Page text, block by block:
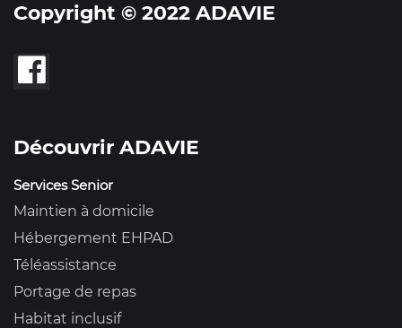
Copyright © 2022 ADAVIE
Découvrir ADAVIE
Services Senior
Maintien à domicile
Hébergement EHPAD
Téléassistance
Portage de repas
Habitat inclusif